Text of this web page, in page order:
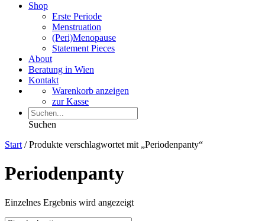
Shop
Erste Periode
Menstruation
(Peri)Menopause
Statement Pieces
About
Beratung in Wien
Kontakt
Warenkorb anzeigen
zur Kasse
Suchen
Start / Produkte verschlagwortet mit „Periodenpanty“
Periodenpanty
Einzelnes Ergebnis wird angezeigt